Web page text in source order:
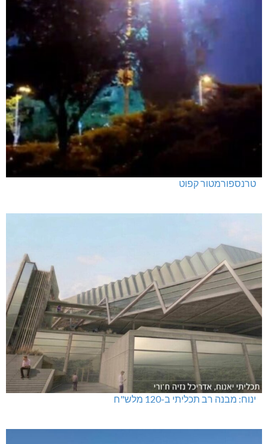
טרנספורמטור קפוט
ינוח: מבנה רב תכליתי ב-120 מלש"ח